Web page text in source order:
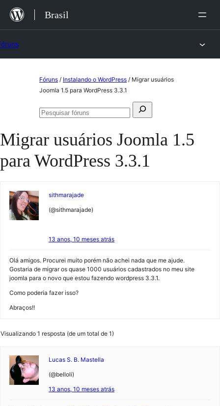
para
Brasil
Fóruns / Instalando o WordPress / Migrar usuários
Joomla 1.5 para WordPress 3.3.1
Pesquisar
Pesquisar
Migrar usuários Joomla 1.5
para WordPress 3.3.1
sithmarajade
(@sithmarajade)
13 anos, 10 meses atrás
Olá amigos. Procurei muito porém não achei nada que me ajude.
Gostaria de migrar os quase 1000 usuários cadastrados no meu site
joomla para o novo que estou fazendo wordpress 3.3.1.
Como poderia fazer isso?
Abraços!!
Visualizando 1 resposta (de um total de 1)
Lucas S. B. Mastella
(@belloli)
13 anos, 10 meses atrás